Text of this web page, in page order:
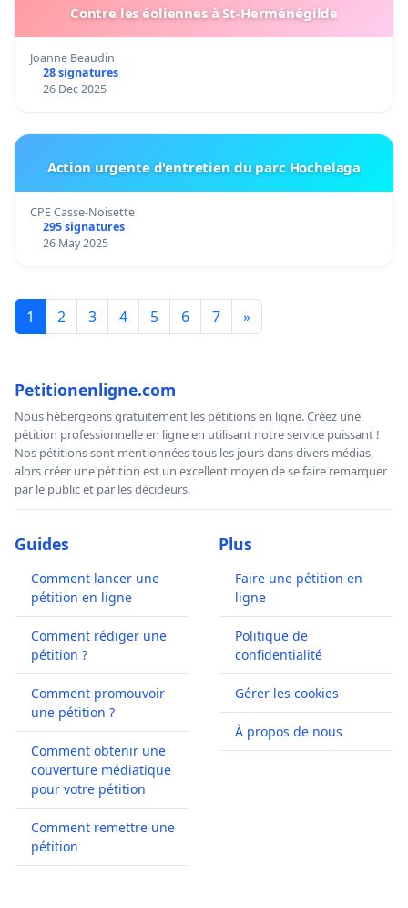
Contre les éoliennes à St-Herménégilde
Joanne Beaudin
28 signatures
26 Dec 2025
Action urgente d'entretien du parc Hochelaga
CPE Casse-Noisette
295 signatures
26 May 2025
1 2 3 4 5 6 7 »
Petitionenligne.com
Nous hébergeons gratuitement les pétitions en ligne. Créez une
pétition professionnelle en ligne en utilisant notre service puissant !
Nos pétitions sont mentionnées tous les jours dans divers médias,
alors créer une pétition est un excellent moyen de se faire remarquer
par le public et par les décideurs.
Guides
Comment lancer une
pétition en ligne
Comment rédiger une
pétition ?
Comment promouvoir
une pétition ?
Comment obtenir une
couverture médiatique
pour votre pétition
Comment remettre une
pétition
Plus
Faire une pétition en
ligne
Politique de
confidentialité
Gérer les cookies
À propos de nous